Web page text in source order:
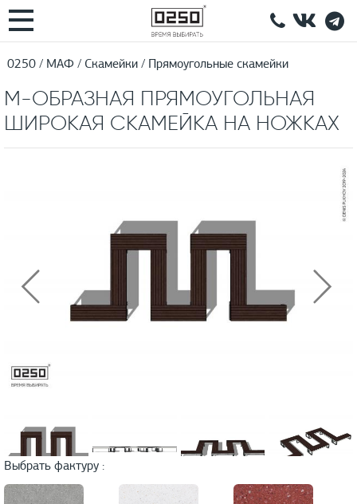
0250 МАФ Скамейки Прямоугольные скамейки
M-ОБРАЗНАЯ ПРЯМОУГОЛЬНАЯ
ШИРОКАЯ СКАМЕЙКА НА НОЖКАХ
Выбрать фактуру :